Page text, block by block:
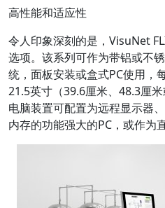
高性能和适应性
令人印象深刻的是，VisuNet
选项。该系列可作为带铝或不
统，面板安装或盒式PC使用，
21.5英寸（39.6厘米、48.3厘
电脑装置可配置为远程显示器
内存的功能强大的PC，或作为